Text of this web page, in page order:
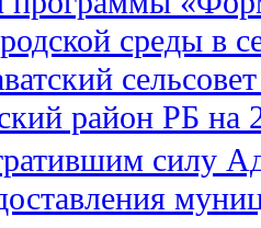
среды в
район РБ на
силу